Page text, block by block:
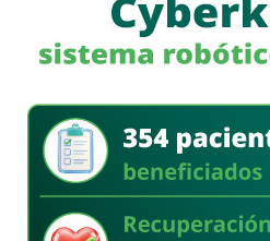
desplegó cuadrillas para retirar
materiales acumulados en
además de continuar con la
El Gobierno Municipal reiteró
protocolos de atención durante
hizo un llamado a la población a
pública, ya que los desechos